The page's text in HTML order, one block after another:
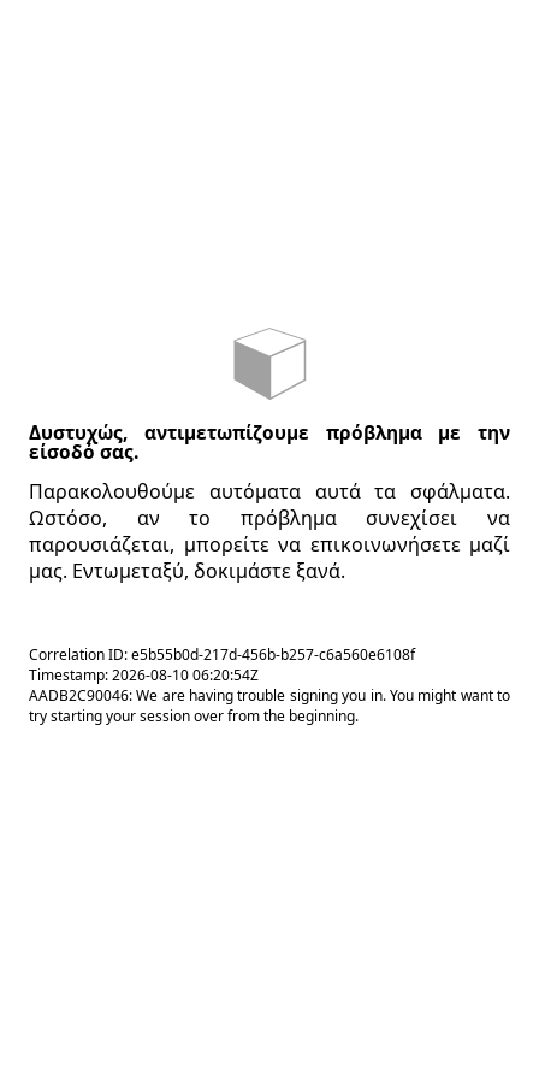
Δυστυχώς, αντιμετωπίζουμε πρόβλημα με την
είσοδό σας.
Παρακολουθούμε αυτόματα αυτά τα σφάλματα.
Ωστόσο, αν το πρόβλημα συνεχίσει να
παρουσιάζεται, μπορείτε να επικοινωνήσετε μαζί
μας. Εντωμεταξύ, δοκιμάστε ξανά.
Correlation ID: e5b55b0d-217d-456b-b257-c6a560e6108f
Timestamp: 2026-08-10 06:20:54Z
AADB2C90046: We are having trouble signing you in. You might want to
try starting your session over from the beginning.